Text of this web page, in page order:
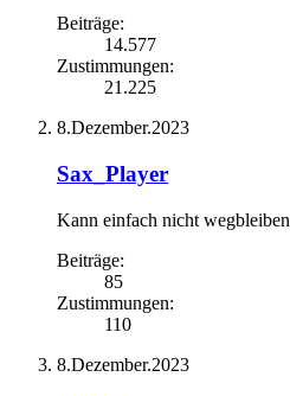
Beiträge:
14.577
Zustimmungen:
21.225
8.Dezember.2023
Sax_Player
Kann einfach nicht wegbleiben
Beiträge:
85
Zustimmungen:
110
8.Dezember.2023